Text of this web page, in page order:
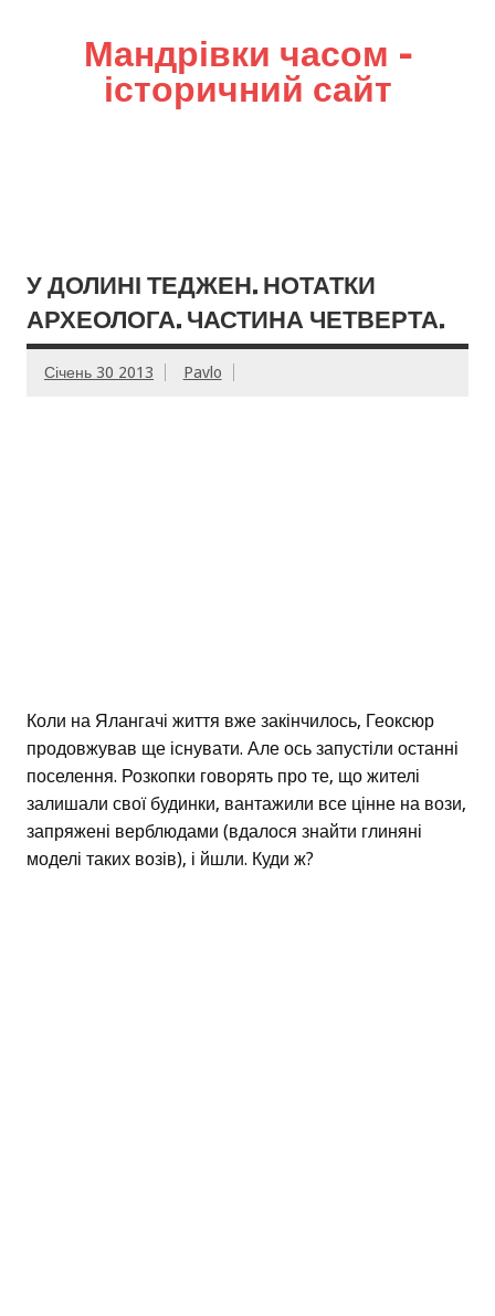
Мандрівки часом –
історичний сайт
У ДОЛИНІ ТЕДЖЕН. НОТАТКИ
АРХЕОЛОГА. ЧАСТИНА ЧЕТВЕРТА.
Січень 30 2013 Pavlo
Коли на Ялангачі життя вже закінчилось, Геоксюр
продовжував ще існувати. Але ось запустіли останні
поселення. Розкопки говорять про те, що жителі
залишали свої будинки, вантажили все цінне на вози,
запряжені верблюдами (вдалося знайти глиняні
моделі таких возів), і йшли. Куди ж?